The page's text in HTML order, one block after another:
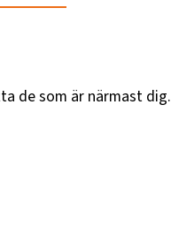
de som är närmast dig.